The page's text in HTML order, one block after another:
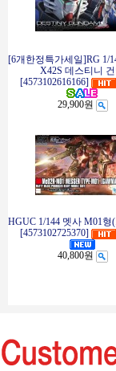
[6개한정특가세일]RG 1/
X42S 데스티니
[4573102616166]
29,900원
HGUC 1/144 멧사 M01형
[4573102725370]
40,800원